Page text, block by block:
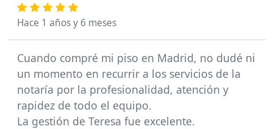
Hace 1 años y 6 meses
Cuando compré mi piso en Madrid, no dudé ni
un momento en recurrir a los servicios de la
notaría por la profesionalidad, atención y
rapidez de todo el equipo.
La gestión de Teresa fue excelente.